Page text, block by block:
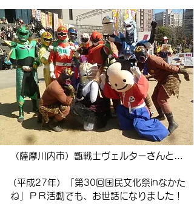
（薩摩川内市）甑戦士ヴェルターさんと…
​（平成27年）「第30回国民文化祭inなかた
ね」ＰＲ活動でも、お世話になりました！